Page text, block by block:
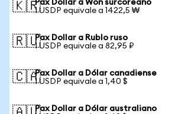
🇰🇷Pax Dollar a Won surcoreano
1 USDP equivale a 1422,5 ₩
🇷🇺Pax Dollar a Rublo ruso
1 USDP equivale a 82,95 ₽
🇨🇦Pax Dollar a Dólar canadiense
1 USDP equivale a 1,40 $
Pax Dollar a Dólar australiano